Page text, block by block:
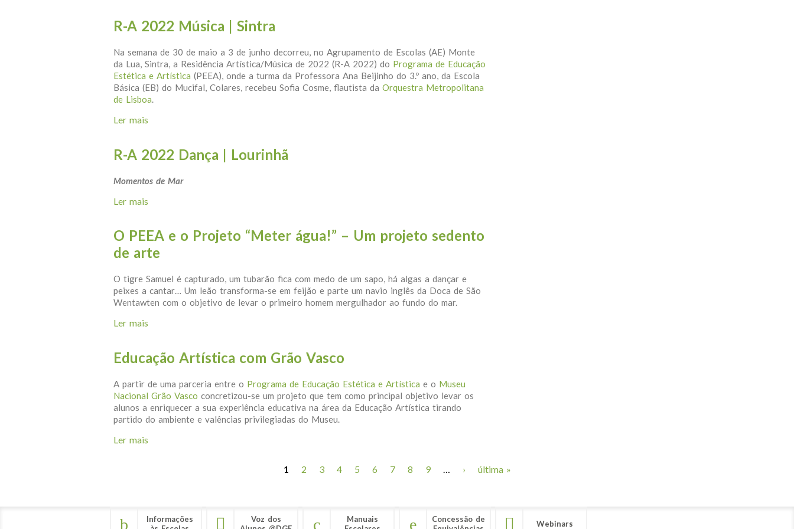
R-A 2022 Música | Sintra
Na semana de 30 de maio a 3 de junho decorreu, no Agrupamento de Escolas (AE) Monte
da Lua, Sintra, a Residência Artística/Música de 2022 (R-A 2022) do Programa de Educação
Estética e Artística (PEEA), onde a turma da Professora Ana Beijinho do 3.º ano, da Escola
Básica (EB) do Mucifal, Colares, recebeu Sofia Cosme, flautista da Orquestra Metropolitana
de Lisboa.
Ler mais
R-A 2022 Dança | Lourinhã
Momentos de Mar
Ler mais
O PEEA e o Projeto “Meter água!” – Um projeto sedento
de arte
O tigre Samuel é capturado, um tubarão fica com medo de um sapo, há algas a dançar e
peixes a cantar… Um leão transforma-se em feijão e parte um navio inglês da Doca de São
Wentawten com o objetivo de levar o primeiro homem mergulhador ao fundo do mar.
Ler mais
Educação Artística com Grão Vasco
A partir de uma parceria entre o Programa de Educação Estética e Artística e o Museu
Nacional Grão Vasco concretizou-se um projeto que tem como principal objetivo levar os
alunos a enriquecer a sua experiência educativa na área da Educação Artística tirando
partido do ambiente e valências privilegiadas do Museu.
Ler mais
1 2 3 4 5 6 7 8 9 … › última »
Informações
Voz dos
Manuais
Concessão de
Webinars